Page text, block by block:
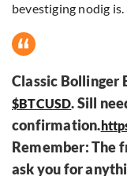
bevestiging nodig is.
Classic Bollinger
$BTCUSD. Sill
confirmation.
Remember: The
ask you for